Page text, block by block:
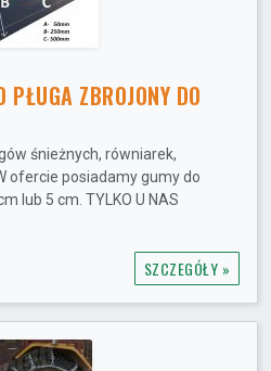
PŁUGA ZBROJONY DO
śnieżnych, równiarek,
ofercie posiadamy gumy do
lub 5 cm. TYLKO U NAS
SZCZEGÓŁY »